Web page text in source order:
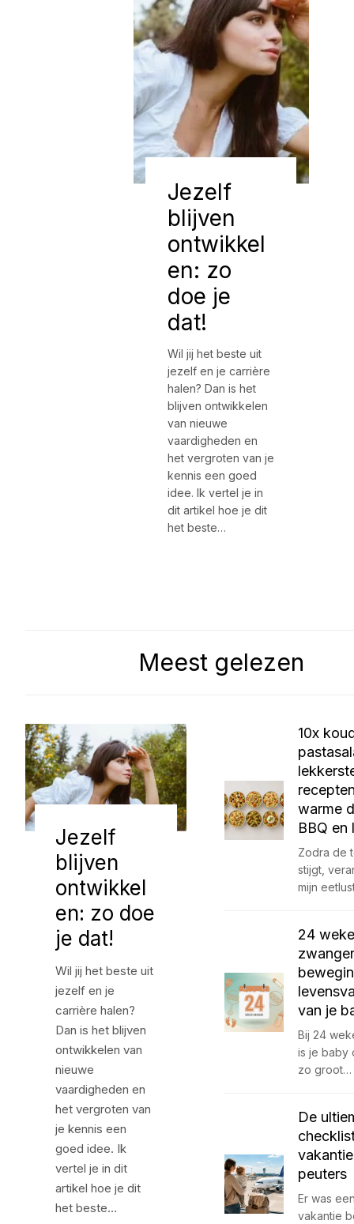
Jezelf
blijven
ontwikkel
en: zo
doe je
dat!
Wil jij het beste uit
jezelf en je carrière
halen? Dan is het
blijven ontwikkelen
van nieuwe
vaardigheden en
het vergroten van je
kennis een goed
idee. Ik vertel je in
dit artikel hoe je dit
het beste…
Meest gelezen
Jezelf
blijven
ontwikkel
en: zo doe
je dat!
Wil jij het beste uit
jezelf en je
carrière halen?
Dan is het blijven
ontwikkelen van
nieuwe
vaardigheden en
het vergroten van
je kennis een
goed idee. Ik
vertel je in dit
artikel hoe je dit
het beste…
10x
warme
BBQ en
Zodra de
stijgt,
mijn
24
van je
Bij 24
is je baby
zo groot…
De
peuters
Er was
vakantie